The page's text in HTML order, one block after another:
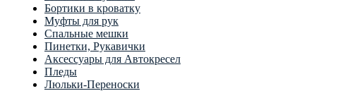
Бортики в кроватку
Муфты для рук
Спальные мешки
Пинетки, Рукавички
Аксессуары для Автокресел
Пледы
Люльки-Переноски